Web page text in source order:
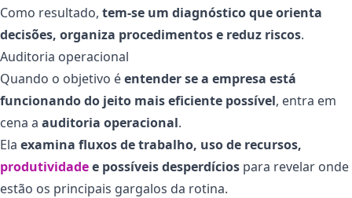
Como resultado, tem-se um diagnóstico que orienta
decisões, organiza procedimentos e reduz riscos.
Auditoria operacional
Quando o objetivo éentender se a empresa está
funcionando do jeito mais eficiente possível, entra em
cena a auditoria operacional.
Ela examina fluxos de trabalho, uso de recursos,
produtividadee possíveis desperdícios para revelar onde
estão os principais gargalos da rotina.